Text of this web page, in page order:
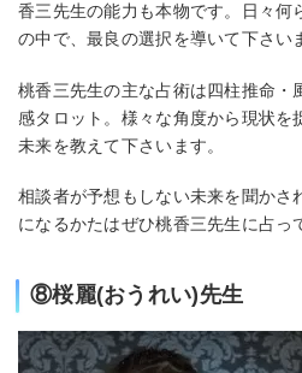
香三先生の能力も本物です。日々何
の中で、最良の選択を導いて下さい
桃香三先生の主な占術は四柱推命・
感タロット。様々な角度から現状を
未来を教えて下さいます。
相談者が予想もしない未来を聞かさ
になるかたはぜひ桃香三先生に占っ
⑧桜麗(おうれい)先生